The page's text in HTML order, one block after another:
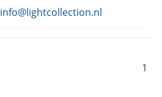
info@lightcollection.nl
1